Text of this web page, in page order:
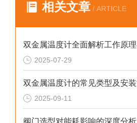
相关文章 / ARTICLE
2025-07-29
2025-09-11
阀门选型对能耗影响的深度分析